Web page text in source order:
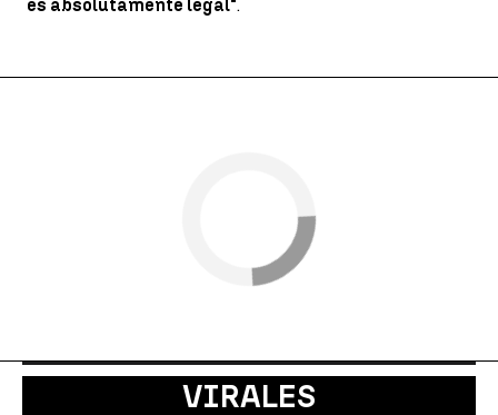
es absolutamente legal".
VIRALES